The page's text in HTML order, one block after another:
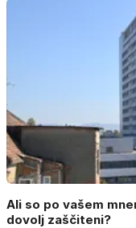
Ali so po vašem
dovolj zaščiteni?